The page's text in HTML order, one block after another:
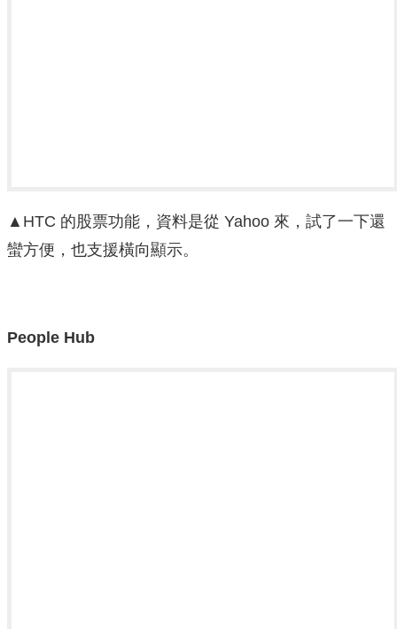
▲HTC 的股票功能，資料是從 Yahoo 來，試了一下還
蠻方便，也支援橫向顯示。
People Hub